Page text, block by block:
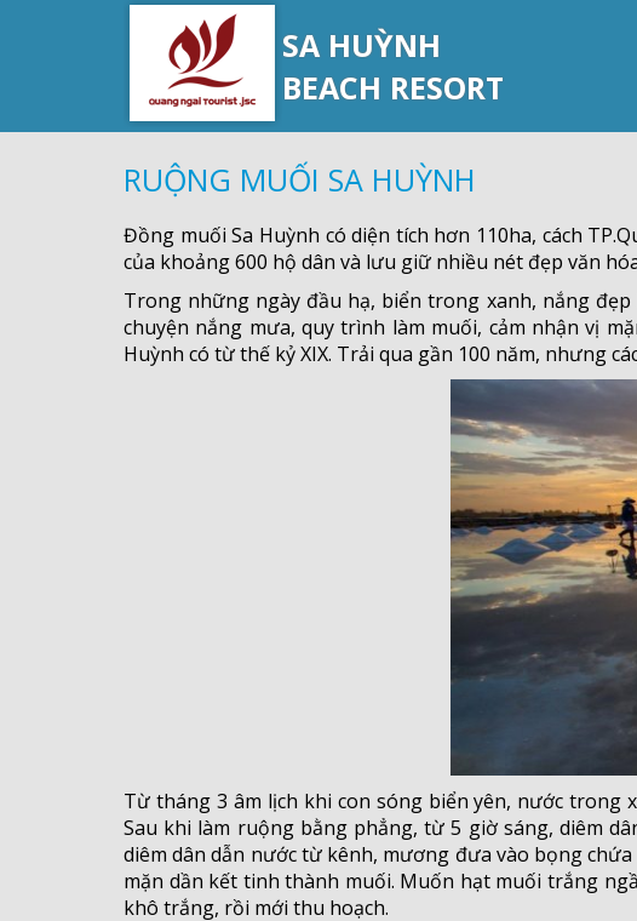
SA HUỲNH
BEACH RESORT
RUỘNG MUỐI SA HUỲNH
Đồng muối Sa Huỳnh có diện tích hơn 110ha, cách
của khoảng 600 hộ dân và lưu giữ nhiều nét đẹp văn
Trong những ngày đầu hạ, biển trong xanh, nắng
chuyện nắng mưa, quy trình làm muối, cảm nhận vị
Huỳnh có từ thế kỷ XIX. Trải qua gần 100 năm, nhưng
Từ tháng 3 âm lịch khi con sóng biển yên, nước trong
Sau khi làm ruộng bằng phẳng, từ 5 giờ sáng, diêm
diêm dân dẫn nước từ kênh, mương đưa vào bọng
mặn dần kết tinh thành muối. Muốn hạt muối trắng
khô trắng, rồi mới thu hoạch.